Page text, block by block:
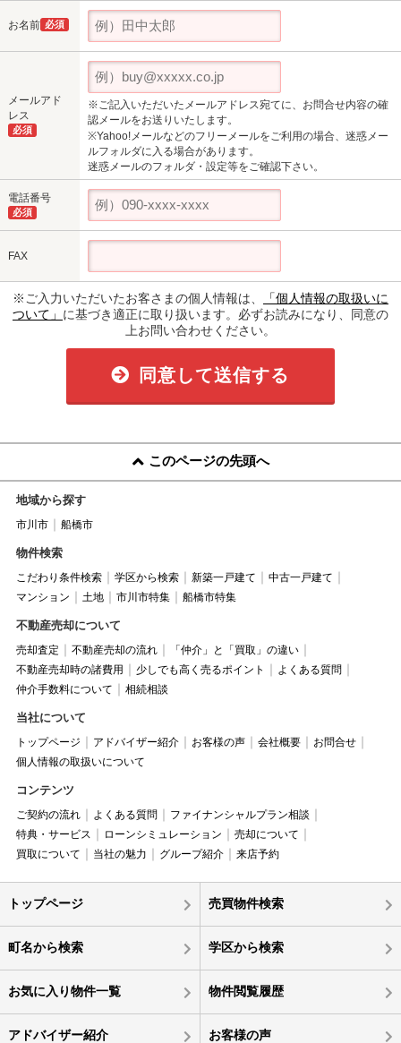
お名前 必須
メールアド
レス
必須
※ご記入いただいたメールアドレス宛てに、お問合せ内容の確
認メールをお送りいたします。
※Yahoo!メールなどのフリーメールをご利用の場合、迷惑メー
ルフォルダに入る場合があります。
迷惑メールのフォルダ・設定等をご確認下さい。
電話番号
必須
FAX
※ご入力いただいたお客さまの個人情報は、
「個人情報の取扱いに
ついて」 に基づき適正に取り扱います。必ずお読みになり、同意の
上お問い合わせください。
同意して送信する
このページの先頭へ
地域から探す
市川市 船橋市
物件検索
こだわり条件検索 学区から検索 新築一戸建て
中古一戸建て
マンション
土地 市川市特集 船橋市特集
不動産売却について
売却査定 不動産売却の流れ
「仲介」と「買取」の違い
不動産売却時の諸費用
少しでも高く売るポイント
よくある質問
仲介手数料について
相続相談
当社について
トップページ アドバイザー紹介 お客様の声 会社概要
お問合せ
個人情報の取扱いについて
コンテンツ
ご契約の流れ よくある質問
ファイナンシャルプラン相談
特典・サービス
ローンシミュレーション
売却について
買取について
当社の魅力 グループ紹介 来店予約
トップページ 売買物件検索
町名から検索 学区から検索
お気に入り物件一覧 物件閲覧履歴
アドバイザー紹介 お客様の声